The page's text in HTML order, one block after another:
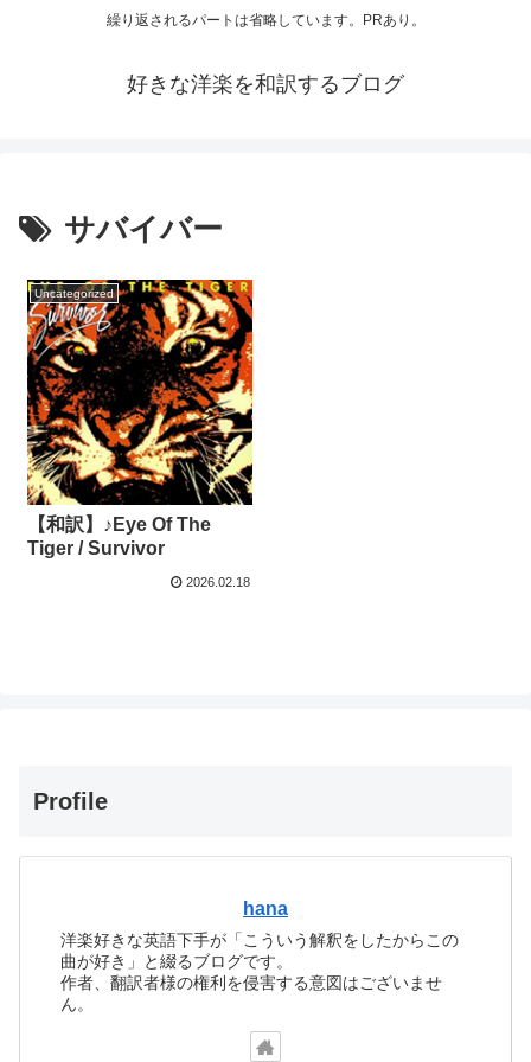
繰り返されるパートは省略しています。PRあり。
好きな洋楽を和訳するブログ
サバイバー
Uncategorized
【和訳】♪Eye Of The
Tiger / Survivor
2026.02.18
Profile
hana
洋楽好きな英語下手が「こういう解釈をしたからこの
曲が好き」と綴るブログです。
作者、翻訳者様の権利を侵害する意図はございませ
ん。